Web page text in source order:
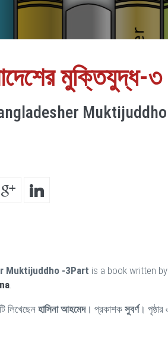
মুক্তিযুদ্ধ-৩
Muktijuddho
Muktijuddho -3Part is a book written by
.
লিখেছেন হাসিনা আহমেদ। প্রকাশক সুবর্ণ।